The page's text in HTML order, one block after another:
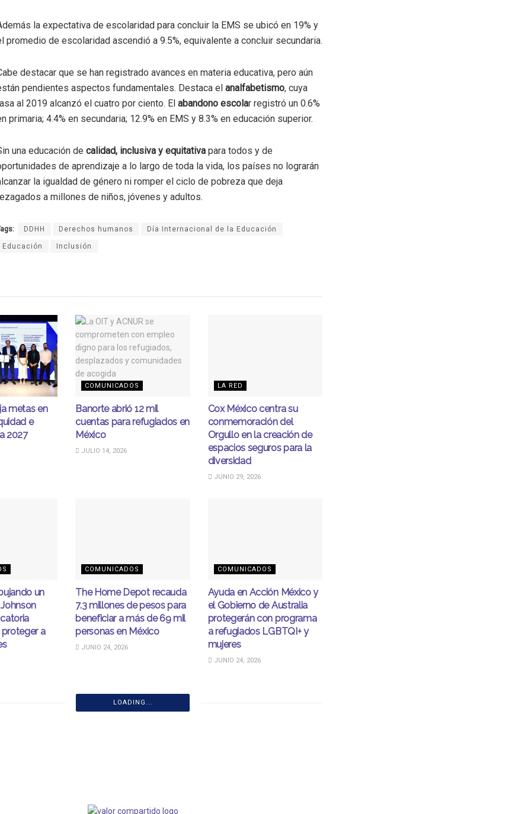
la expectativa de escolaridad para concluir la EMS se ubicó en 19% y
promedio de escolaridad ascendió a 9.5%, equivalente a concluir secundaria.
destacar que se han registrado avances en materia educativa, pero aún
pendientes aspectos fundamentales. Destaca el analfabetismo, cuya
al 2019 alcanzó el cuatro por ciento. El abandono escolar registró un 0.6%
primaria; 4.4% en secundaria; 12.9% en EMS y 8.3% en educación superior.
una educación de calidad, inclusiva y equitativa para todos y de
de aprendizaje a lo largo de toda la vida, los países no lograrán
la igualdad de género ni romper el ciclo de pobreza que deja
a millones de niños, jóvenes y adultos.
DDHH Derechos humanos Día Internacional de la Educación
Educación Inclusión
metas en
e
2027
COMUNICADOS
Banorte abrió 12 mil
cuentas para refugiados en
México
JULIO 14, 2026
LA RED
Cox México centra su
conmemoración del
Orgullo en la creación de
espacios seguros para la
diversidad
JUNIO 29, 2026
un
a
COMUNICADOS
The Home Depot recauda
7.3 millones de pesos para
beneficiar a más de 69 mil
personas en México
JUNIO 24, 2026
COMUNICADOS
Ayuda en Acción México y
el Gobierno de Australia
protegerán con programa
a refugiados LGBTQI+ y
mujeres
JUNIO 24, 2026
LOADING...